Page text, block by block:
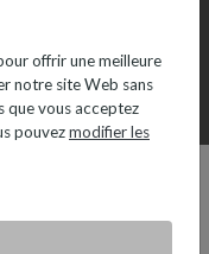
de Confidentialité.
offrir une meilleure
notre site Web sans
que vous acceptez
pouvezmodifier les